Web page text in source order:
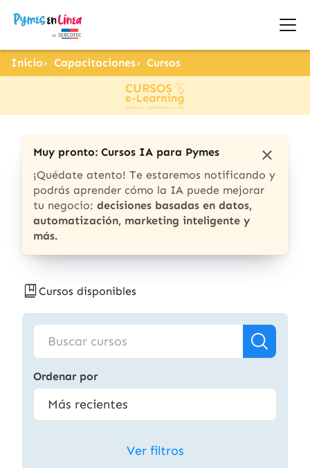
Inicio Capacitaciones Cursos
Muy pronto: Cursos IA para Pymes
¡Quédate atento! Te estaremos notificando y
podrás aprender cómo la IA puede mejorar
tu negocio: decisiones basadas en datos,
automatización, marketing inteligente y
más.
Cursos disponibles
Ordenar por
Ver filtros